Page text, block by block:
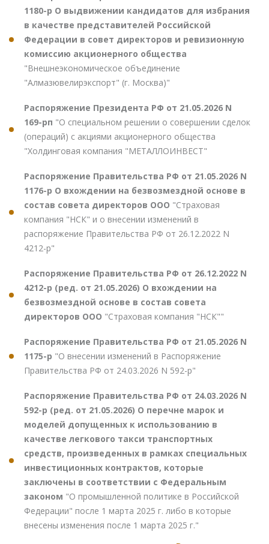
1180-р О выдвижении кандидатов для избрания
в качестве представителей Российской
Федерации в совет директоров и ревизионную
комиссию акционерного общества
"Внешнеэкономическое объединение
"Алмазювелирэкспорт" (г. Москва)"
Распоряжение Президента РФ от 21.05.2026 N
169-рп "О специальном решении о совершении сделок
(операций) с акциями акционерного общества
"Холдинговая компания "МЕТАЛЛОИНВЕСТ"
Распоряжение Правительства РФ от 21.05.2026 N
1176-р О вхождении на безвозмездной основе в
состав совета директоров ООО "Страховая
компания "НСК" и о внесении изменений в
распоряжение Правительства РФ от 26.12.2022 N
4212-р"
Распоряжение Правительства РФ от 26.12.2022 N
4212-р (ред. от 21.05.2026) О вхождении на
безвозмездной основе в состав совета
директоров ООО "Страховая компания "НСК""
Распоряжение Правительства РФ от 21.05.2026 N
1175-р "О внесении изменений в Распоряжение
Правительства РФ от 24.03.2026 N 592-р"
Распоряжение Правительства РФ от 24.03.2026 N
592-р (ред. от 21.05.2026) О перечне марок и
моделей допущенных к использованию в
качестве легкового такси транспортных
средств, произведенных в рамках специальных
инвестиционных контрактов, которые
заключены в соответствии с Федеральным
законом "О промышленной политике в Российской
Федерации" после 1 марта 2025 г. либо в которые
внесены изменения после 1 марта 2025 г."